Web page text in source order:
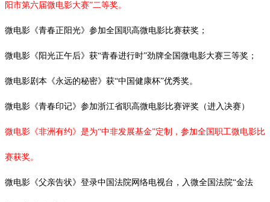
阳市第六届微电影大赛”二等奖。
微电影《青春正阳光》参加全国职高微电影比赛获奖；
微电影《阳光正午后》获“青春进行时”劲牌全国微电影大赛三等奖；
微电影剧本《永远的秘密》获“中国健康杯”优秀奖。
微电影《青春印记》参加浙江省职高微电影比赛评奖（进入决赛）
微电影《非洲有约》是为“中非发展基金”定制，参加全国职工微电影比
赛获奖。
微电影《父亲告状》登录中国法院网络电视台，入微全国法院“金法